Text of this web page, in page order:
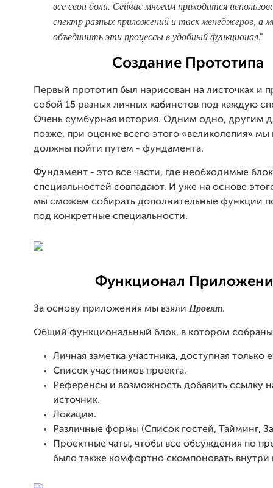
все свои боли. Сейчас многим приходится
спектр разных приложений и таск менеджеров, а
объединить эти процессы в удобный функционал."
Создание Прототипа
Первый прототип был нарисован на листочках и
собой 15 разных личных кабинетов под каждую
Очень сумбурная история. Одним одно, другим
позже, при оценке всего этого «великолепия» мы
должны пойти путем - фундамента.
Фундамент - это все части, где необходимые
специальностей совпадают. И уже на основе
мы сможем собирать дополнительные функции
под конкретные специальности.
Функционал
За основу приложения мы взяли Проект.
Общий функциональный блок, в котором
Личная заметка участника, доступная только
Список участников проекта.
Референсы и возможность добавить ссылку
источник.
Локации.
Различные формы (Список гостей, Тайминг,
Проектные чаты, чтобы все обсуждения по
было также комфортно скомпоновать внутри